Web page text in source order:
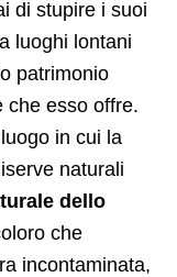
di stupire i suoi
luoghi lontani
patrimonio
che esso offre.
in cui la
naturali
dello
che
incontaminata,